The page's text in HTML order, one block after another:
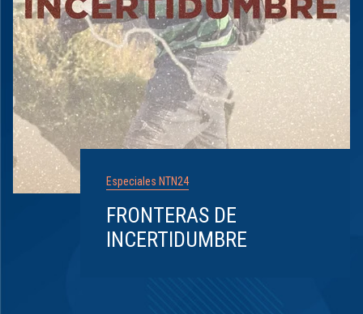
Especiales NTN24
FRONTERAS DE
INCERTIDUMBRE